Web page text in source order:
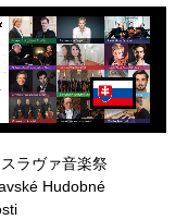
ラヴァ音楽祭
Hudobné